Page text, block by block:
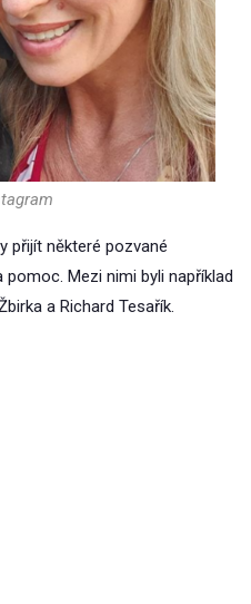
přijít některé pozvané
Mezi nimi byli například
a Richard Tesařík.